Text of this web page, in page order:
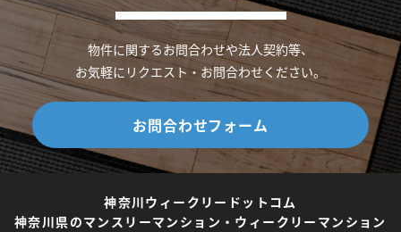
物件に関するお問合わせや法人契約等、
お気軽にリクエスト・お問合わせください。
お問合わせフォーム
神奈川ウィークリードットコム
神奈川県のマンスリーマンション・ウィークリーマンション